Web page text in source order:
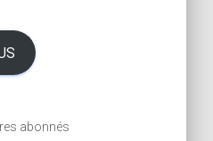
abonnés